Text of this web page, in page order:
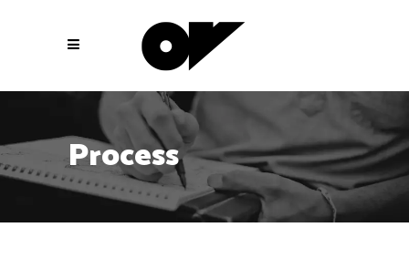
Process